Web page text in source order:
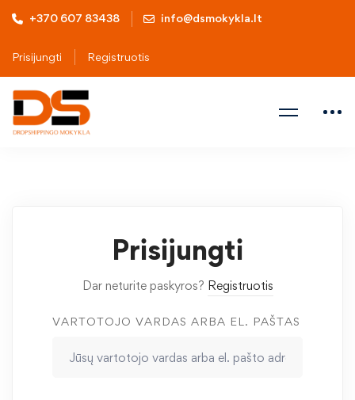
+370 607 83438 info@dsmokykla.lt
Prisijungti Registruotis
Prisijungti
Dar neturite paskyros? Registruotis
VARTOTOJO VARDAS ARBA EL. PAŠTAS